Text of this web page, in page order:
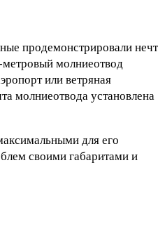
продемонстрировали
метровый молниеотвод
или ветряная
молниеотвода установлена
для его
своими габаритами и